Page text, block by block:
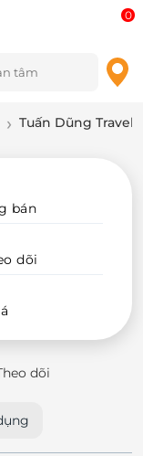
0
Tuấn Dũng Travel
bán
dõi
dõi